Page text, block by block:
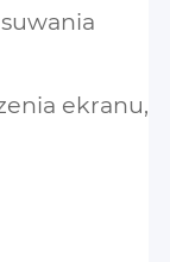
ekranu,